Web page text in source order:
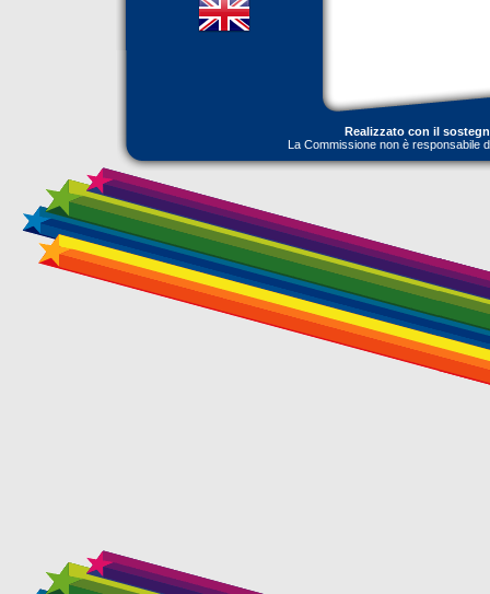
Realizzato con il
La Commissione non è responsabile